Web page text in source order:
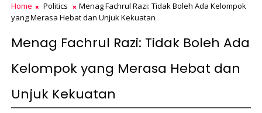
Home Politics
Menag Fachrul Razi: Tidak Boleh Ada Kelompok
yang Merasa Hebat dan Unjuk Kekuatan
Menag Fachrul Razi: Tidak Boleh Ada
Kelompok yang Merasa Hebat dan
Unjuk Kekuatan